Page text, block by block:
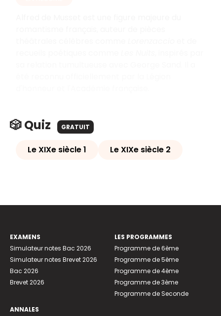
🎲 Quiz GRATUIT
Le XIXe siècle 1 Le XIXe siècle 2
EXAMENS
Simulateur notes Bac 2026
Simulateur notes Brevet 2026
Bac 2026
Brevet 2026
ANNALES
LES PROGRAMMES
Programme de 6ème
Programme de 5ème
Programme de 4ème
Programme de 3ème
Programme de Seconde